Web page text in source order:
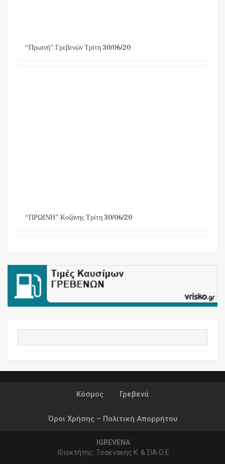
“Πρωινή” Γρεβενών Τρίτη 30/06/20
“ΠΡΩΙΝΗ” Κοζάνης Τρίτη 30/06/20
Κόσμος Γρεβενά
Όροι Χρήσης – Πολιτική Απορρήτου
IGREVENA
Ιδιοκτήτης: Τσακνακης Κ. & ΣΙΑ Ο.Ε